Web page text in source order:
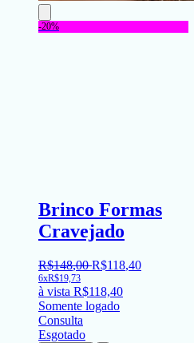
-20%
Brinco Formas
Cravejado
R$148,00 R$118,40
6xR$19,73
à vista R$118,40
Somente logado
Consulta
Esgotado